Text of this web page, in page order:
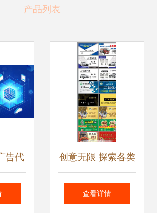
产品列表
告代
媒体
创意无限 探索各类
名片模版与广告代
查看详情